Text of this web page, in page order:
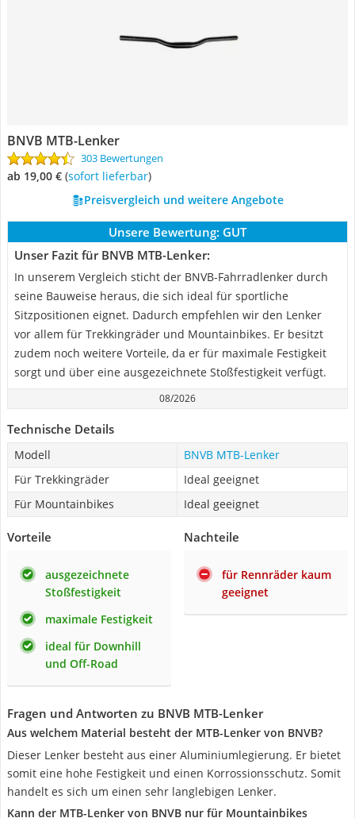
BNVB MTB-Lenker
303 Bewertungen
ab 19,00 € ( Sofort lieferbar)
Preisvergleich und weitere Angebote
Unsere Bewertung: GUT
Unser Fazit für BNVB MTB-Lenker:
In unserem Vergleich sticht der BNVB-Fahrradlenker durch
seine Bauweise heraus, die sich ideal für sportliche
Sitzpositionen eignet. Dadurch empfehlen wir den Lenker
vor allem für Trekkingräder und Mountainbikes. Er besitzt
zudem noch weitere Vorteile, da er für maximale Festigkeit
sorgt und über eine ausgezeichnete Stoßfestigkeit verfügt.
08/2026
Technische Details
Modell
BNVB MTB-Lenker
Für Trekkingräder
Ideal geeignet
Für Mountainbikes
Ideal geeignet
Vorteile
ausgezeichnete
Stoßfestigkeit
maximale Festigkeit
ideal für Downhill
und Off-Road
Nachteile
für Rennräder kaum
geeignet
Fragen und Antworten zu BNVB MTB-Lenker
Aus welchem Material besteht der MTB-Lenker von BNVB?
Dieser Lenker besteht aus einer Aluminiumlegierung. Er bietet
somit eine hohe Festigkeit und einen Korrossionsschutz. Somit
handelt es sich um einen sehr langlebigen Lenker.
Kann der MTB-Lenker von BNVB nur für Mountainbikes